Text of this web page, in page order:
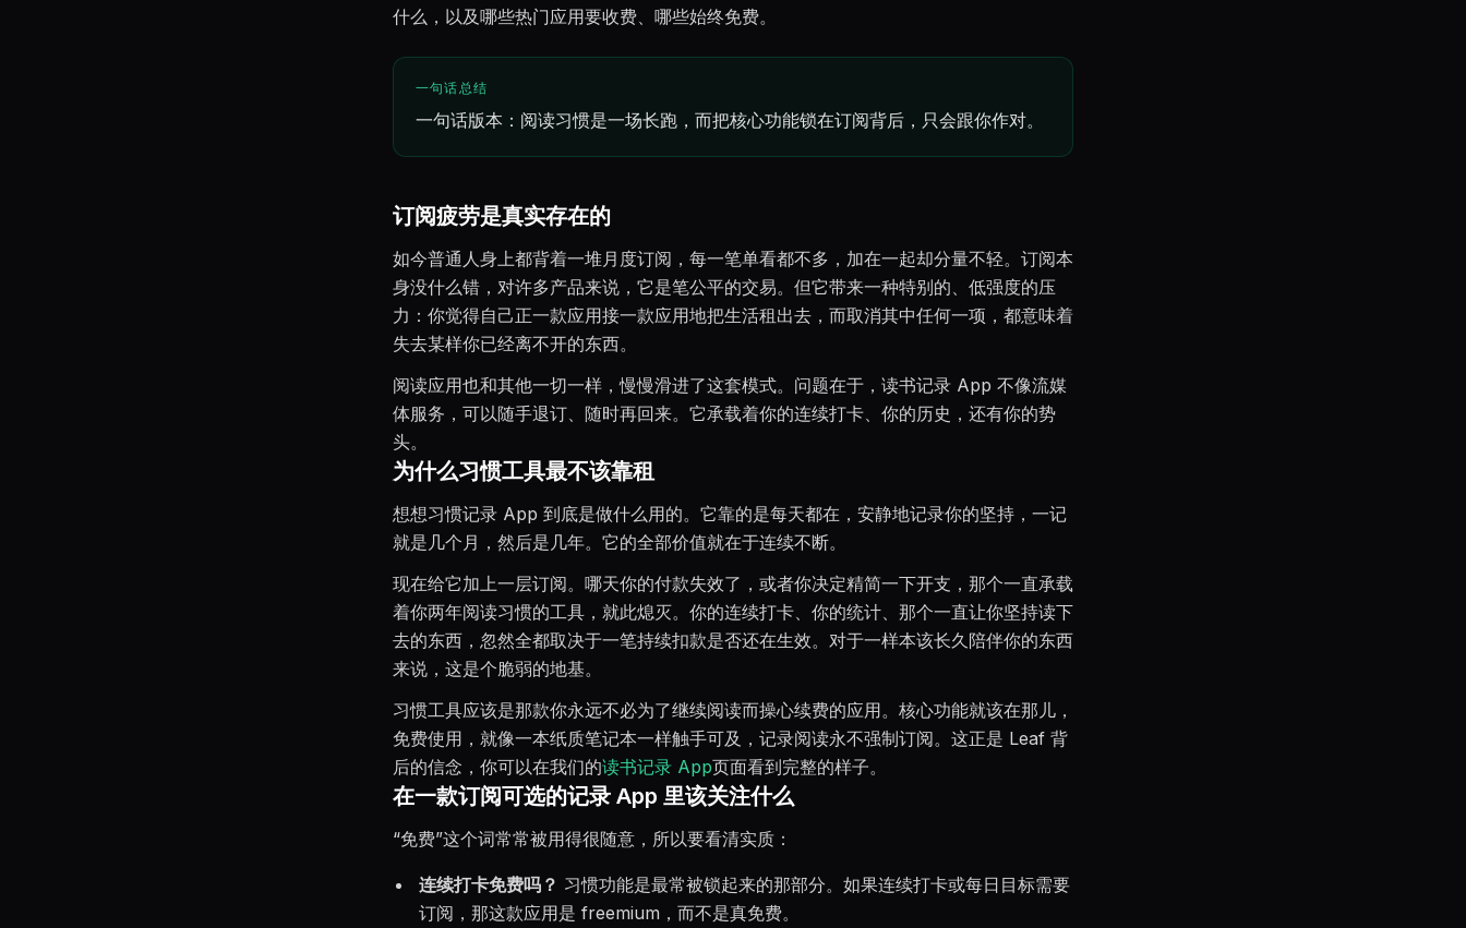
什么，以及哪些热门应用要收费、哪些始终免费。
一句话总结
一句话版本：阅读习惯是一场长跑，而把核心功能锁在订阅背后，只会跟你作对。
订阅疲劳是真实存在的
如今普通人身上都背着一堆月度订阅，每一笔单看都不多，加在一起却分量不轻。订阅本
身没什么错，对许多产品来说，它是笔公平的交易。但它带来一种特别的、低强度的压
力：你觉得自己正一款应用接一款应用地把生活租出去，而取消其中任何一项，都意味着
失去某样你已经离不开的东西。
阅读应用也和其他一切一样，慢慢滑进了这套模式。问题在于，读书记录 App 不像流媒
体服务，可以随手退订、随时再回来。它承载着你的连续打卡、你的历史，还有你的势
头。
为什么习惯工具最不该靠租
想想习惯记录 App 到底是做什么用的。它靠的是每天都在，安静地记录你的坚持，一记
就是几个月，然后是几年。它的全部价值就在于连续不断。
现在给它加上一层订阅。哪天你的付款失效了，或者你决定精简一下开支，那个一直承载
着你两年阅读习惯的工具，就此熄灭。你的连续打卡、你的统计、那个一直让你坚持读下
去的东西，忽然全都取决于一笔持续扣款是否还在生效。对于一样本该长久陪伴你的东西
来说，这是个脆弱的地基。
习惯工具应该是那款你永远不必为了继续阅读而操心续费的应用。核心功能就该在那儿，
免费使用，就像一本纸质笔记本一样触手可及，记录阅读永不强制订阅。这正是 Leaf 背
后的信念，你可以在我们的读书记录 App页面看到完整的样子。
在一款订阅可选的记录 App 里该关注什么
“免费”这个词常常被用得很随意，所以要看清实质：
连续打卡免费吗？ 习惯功能是最常被锁起来的那部分。如果连续打卡或每日目标需要
订阅，那这款应用是 freemium，而不是真免费。